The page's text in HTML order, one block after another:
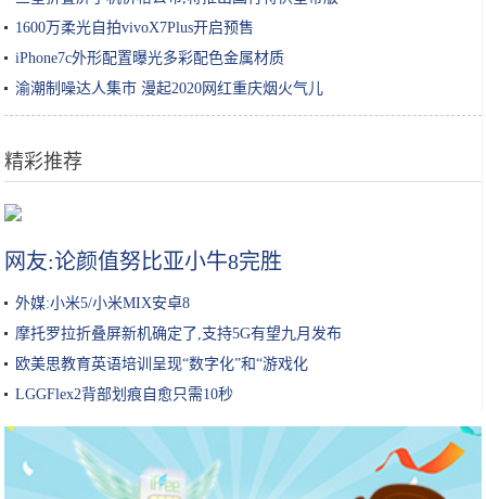
1600万柔光自拍vivoX7Plus开启预售
iPhone7c外形配置曝光多彩配色金属材质
渝潮制噪达人集市 漫起2020网红重庆烟火气儿
精彩推荐
网友:论颜值努比亚小牛8完胜
外媒:小米5/小米MIX安卓8
摩托罗拉折叠屏新机确定了,支持5G有望九月发布
欧美思教育英语培训呈现“数字化”和“游戏化
LGGFlex2背部划痕自愈只需10秒